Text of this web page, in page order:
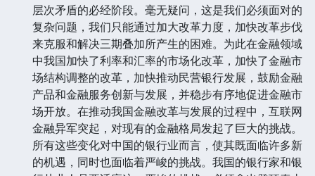
层次矛盾的必经阶段。毫无疑问，这是我们必须面对的
复杂问题，我们只能通过加大改革力度，加快改革步伐
来克服和解决三期叠加所产生的困难。为此在金融领域
中我国加快了利率和汇率的市场化改革，加快了金融市
场结构调整的改革，加快推动民营银行发展，鼓励金融
产品和金融服务创新与发展，并稳步有序地促进金融市
场开放。在推动我国金融改革与发展的过程中，互联网
金融异军突起，对现有的金融格局发起了巨大的挑战。
所有这些变化对中国的银行业而言，使其既面临许多新
的机遇，同时也面临着严峻的挑战。我国的银行家和银